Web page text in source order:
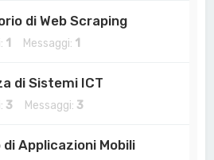
di Web Scraping
1 Messaggi: 1
di Sistemi ICT
3 Messaggi: 3
di Applicazioni Mobili